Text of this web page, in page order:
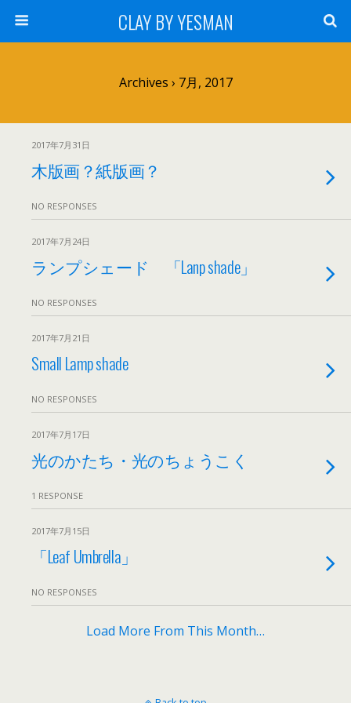
CLAY BY YESMAN
Archives › 7月, 2017
2017年7月31日
木版画？紙版画？
NO RESPONSES
2017年7月24日
ランプシェード 「Lanp shade」
NO RESPONSES
2017年7月21日
Small Lamp shade
NO RESPONSES
2017年7月17日
光のかたち・光のちょうこく
1 RESPONSE
2017年7月15日
「Leaf Umbrella」
NO RESPONSES
Load More From This Month…